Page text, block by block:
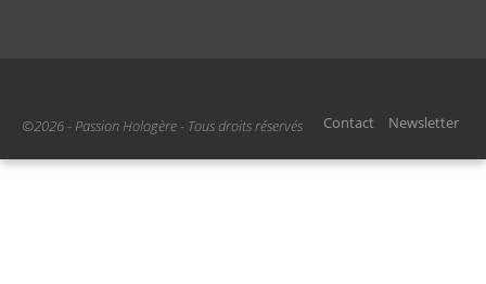
©2026 - Passion Hologère - Tous droits réservés Contact Newsletter